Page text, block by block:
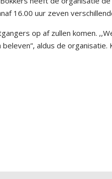
16.00 uur zeven
op af zullen komen.
aldus de organisatie.